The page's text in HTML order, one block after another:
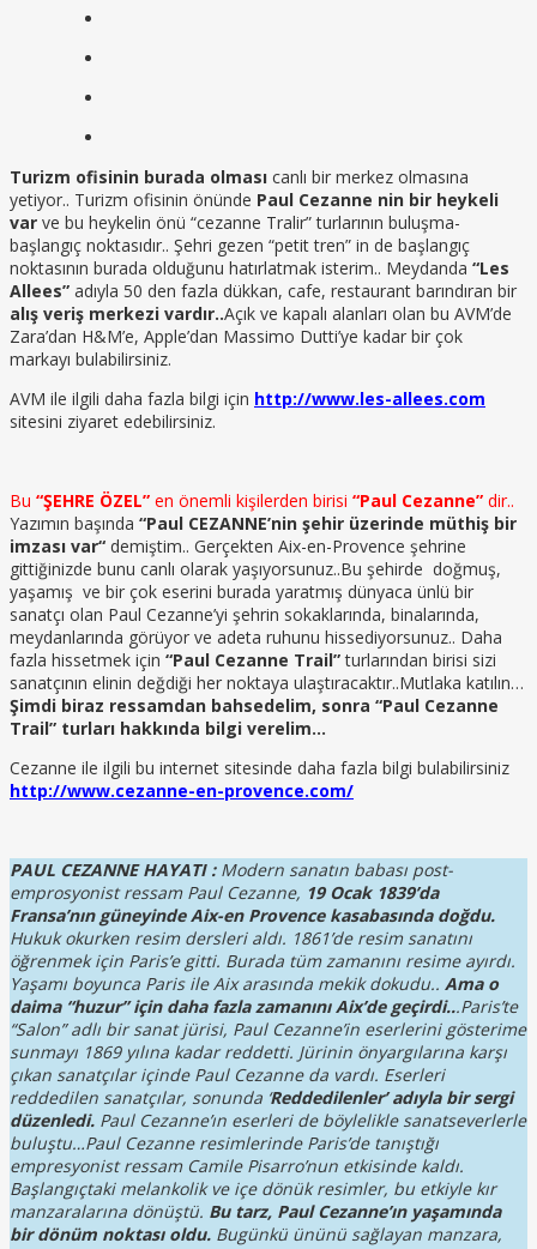
Turizm ofisinin burada olması canlı bir merkez olmasına
yetiyor.. Turizm ofisinin önünde Paul Cezanne nin bir heykeli
var ve bu heykelin önü “cezanne Tralir” turlarının buluşma-
başlangıç noktasıdır.. Şehri gezen “petit tren” in de başlangıç
noktasının burada olduğunu hatırlatmak isterim.. Meydanda “Les
Allees” adıyla 50 den fazla dükkan, cafe, restaurant barındıran bir
alış veriş merkezi vardır..Açık ve kapalı alanları olan bu AVM’de
Zara’dan H&M’e, Apple’dan Massimo Dutti’ye kadar bir çok
markayı bulabilirsiniz.
AVM ile ilgili daha fazla bilgi için http://www.les-allees.com
sitesini ziyaret edebilirsiniz.
Bu “ŞEHRE ÖZEL” en önemli kişilerden birisi “Paul Cezanne” dir..
Yazımın başında “Paul CEZANNE’nin şehir üzerinde müthiş bir
imzası var“ demiştim.. Gerçekten Aix-en-Provence şehrine
gittiğinizde bunu canlı olarak yaşıyorsunuz..Bu şehirde doğmuş,
yaşamış ve bir çok eserini burada yaratmış dünyaca ünlü bir
sanatçı olan Paul Cezanne’yi şehrin sokaklarında, binalarında,
meydanlarında görüyor ve adeta ruhunu hissediyorsunuz.. Daha
fazla hissetmek için “Paul Cezanne Trail”turlarından birisi sizi
sanatçının elinin değdiği her noktaya ulaştıracaktır..Mutlaka katılın…
Şimdi biraz ressamdan bahsedelim, sonra “Paul Cezanne
Trail” turları hakkında bilgi verelim…
Cezanne ile ilgili bu internet sitesinde daha fazla bilgi bulabilirsiniz
http://www.cezanne-en-provence.com/
PAUL CEZANNE HAYATI : Modern sanatın babası post-
emprosyonist ressam Paul Cezanne, 19 Ocak 1839’da
Fransa’nın güneyinde Aix-en Provence kasabasında doğdu.
Hukuk okurken resim dersleri aldı. 1861’de resim sanatını
öğrenmek için Paris’e gitti. Burada tüm zamanını resime ayırdı.
Yaşamı boyunca Paris ile Aix arasında mekik dokudu.. Ama o
daima “huzur” için daha fazla zamanını Aix’de geçirdi...Paris’te
“Salon” adlı bir sanat jürisi, Paul Cezanne’in eserlerini gösterime
sunmayı 1869 yılına kadar reddetti. Jürinin önyargılarına karşı
çıkan sanatçılar içinde Paul Cezanne da vardı. Eserleri
reddedilen sanatçılar, sonunda ‘ Reddedilenler’ adıyla bir sergi
düzenledi. Paul Cezanne’ın eserleri de böylelikle sanatseverlerle
buluştu…Paul Cezanne resimlerinde Paris’de tanıştığı
empresyonist ressam Camile Pisarro’nun etkisinde kaldı.
Başlangıçtaki melankolik ve içe dönük resimler, bu etkiyle kır
manzaralarına dönüştü. Bu tarz, Paul Cezanne’ın yaşamında
bir dönüm noktası oldu. Bugünkü ününü sağlayan manzara,